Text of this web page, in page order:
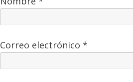
Correo electrónico *